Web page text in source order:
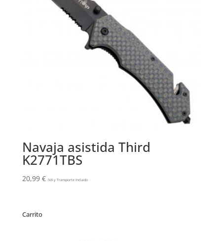
Navaja asistida Third
K2771TBS
20,99 € IVA y Transporte Incluido
Carrito